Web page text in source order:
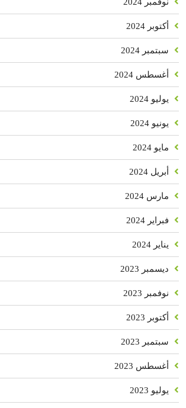
أكتوبر 2024
سبتمبر 2024
أغسطس 2024
يوليو 2024
يونيو 2024
مايو 2024
أبريل 2024
مارس 2024
فبراير 2024
يناير 2024
ديسمبر 2023
نوفمبر 2023
أكتوبر 2023
سبتمبر 2023
أغسطس 2023
يوليو 2023